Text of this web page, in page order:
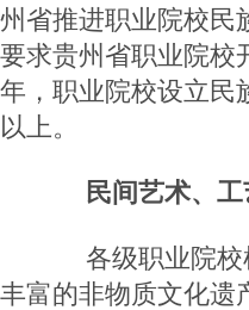
州省推进职业院校民
要求贵州省职业院校
年，职业院校设立民
以上。
民间艺术、
各级职业院校
丰富的非物质文化遗